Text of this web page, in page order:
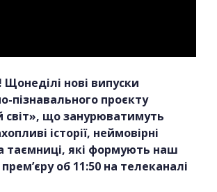
нові випуски
пізнавального проєкту
світ», що занурюватимуть
історії, неймовірні
таємниці, які формують наш
об 11:50 на телеканалі